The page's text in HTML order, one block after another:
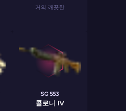
거의 깨끗한
SG 553
콜로니 IV